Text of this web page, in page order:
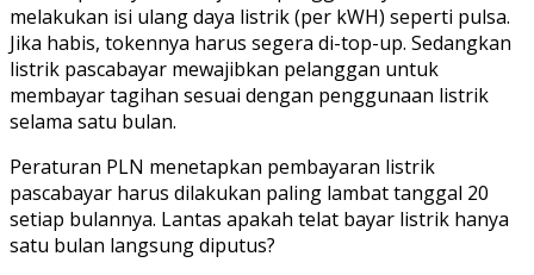
melakukan isi ulang daya listrik (per kWH) seperti pulsa.
Jika habis, tokennya harus segera di-top-up. Sedangkan
listrik pascabayar mewajibkan pelanggan untuk
membayar tagihan sesuai dengan penggunaan listrik
selama satu bulan.
Peraturan PLN menetapkan pembayaran listrik
pascabayar harus dilakukan paling lambat tanggal 20
setiap bulannya. Lantas apakah telat bayar listrik hanya
satu bulan langsung diputus?